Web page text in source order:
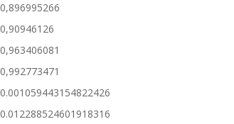
0,896995266
0,90946126
0,963406081
0,992773471
0.001059443154822426
0.012288524601918316